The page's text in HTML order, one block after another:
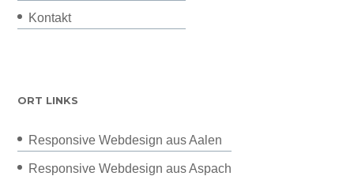
Kontakt
ORT LINKS
Responsive Webdesign aus Aalen
Responsive Webdesign aus Aspach